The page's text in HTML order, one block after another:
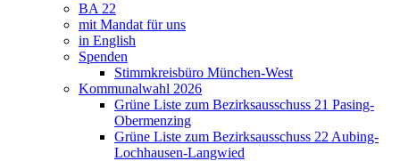
BA 22
mit Mandat für uns
in English
Spenden
Stimmkreisbüro München-West
Kommunalwahl 2026
Grüne Liste zum Bezirksausschuss 21 Pasing-
Obermenzing
Grüne Liste zum Bezirksausschuss 22 Aubing-
Lochhausen-Langwied